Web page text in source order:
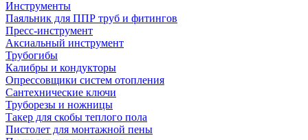
Инструменты
Паяльник для ППР труб и фитингов
Пресс-инструмент
Аксиальный инструмент
Трубогибы
Калибры и кондукторы
Опрессовщики систем отопления
Сантехнические ключи
Труборезы и ножницы
Такер для скобы теплого пола
Пистолет для монтажной пены